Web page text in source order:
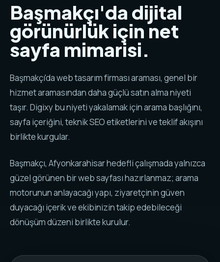
Başmakçı'da dijital
görünürlük için net
sayfa mimarisi.
Başmakçı'da web tasarım firması araması, genel bir
hizmet aramasından daha güçlü satın alma niyeti
taşır. Digixy bu niyeti yakalamak için arama başlığını,
sayfa içeriğini, teknik SEO etiketlerini ve teklif akışını
birlikte kurgular.
Başmakçı, Afyonkarahisar hedefli çalışmada yalnızca
güzel görünen bir web sayfası hazırlanmaz; arama
motorunun anlayacağı yapı, ziyaretçinin güven
duyacağı içerik ve ekibinizin takip edebileceği
dönüşüm düzeni birlikte kurulur.